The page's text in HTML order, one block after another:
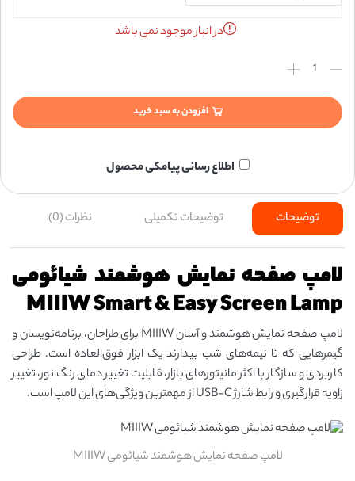
در انبار موجود نمی باشد
افزودن به سبد خرید
اطلاع رسانی پیامکی محصول
توضیحات توضیحات تکمیلی نظرات (0)
لامپ صفحه نمایش هوشمند شیائومی
MIIIW Smart & Easy Screen Lamp
لامپ صفحه نمایش هوشمند و آسان MIIIW برای طراحان، برنامه‌نویسان و
گیمرهایی که تا نیمه‌های شب بیدارند یک ابزار فوق‌العاده است. طراحی
کاربردی و سازگار با اکثر مانیتورهای بازار، قابلیت تغییر دمای رنگ نور، تغییر
زاویه قرارگیری و رابط شارژ USB-C از مهمترین ویژگی‌های این لامپ است.
لامپ صفحه نمایش هوشمند شیائومی MIIIW